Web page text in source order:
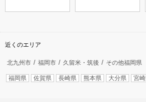
近くのエリア
北九州市 福岡市 久留米・筑後 その他福岡県
福岡県 佐賀県 長崎県 熊本県 大分県 宮